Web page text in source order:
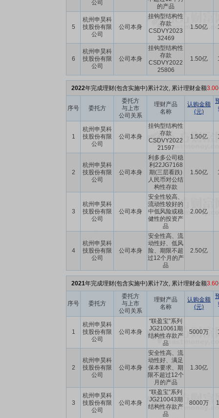
公司
的产品
5
杭州申昊科
技股份有限
公司
公司本身
挂钩型结构性
存款
CSDVY2023
32469
1.50亿
6
杭州申昊科
技股份有限
公司
公司本身
挂钩型结构性
存款
CSDVY2022
25806
1.50亿
2022年完成理财(包含实施中)累计2次, 累计理财金额
序号 委托方
委托方
与上市
公司关系
理财产品
名称
认购金额
(元)
1
杭州申昊科
技股份有限
公司
公司本身
挂钩型结构性
存款
CSDVY2022
21597
1.50亿
2
杭州申昊科
技股份有限
公司
公司本身
利多多公司稳
利22JG7168
期(三层看跌)
人民币对公结
构性存款
1.50亿
3
杭州申昊科
技股份有限
公司
公司本身
安全性较高、
流动性较好的
中低风险或稳
健性的投资产
品
2.00亿
4
杭州申昊科
技股份有限
公司
公司本身
安全性高、流
动性好、低风
险、期限不超
过12个月的产
品
2.50亿
2021年完成理财(包含实施中)累计7次, 累计理财金额
序号 委托方
委托方
与上市
公司关系
理财产品
名称
认购金额
(元)
1
杭州申昊科
技股份有限
公司
公司本身
“联盈宝”系列
JG210061期
结构性存款产
品
5000万
2
杭州申昊科
技股份有限
公司
公司本身
安全性高、流
动性好、满足
保本要求、期
限不超过12个
月的产品
1.30亿
3
杭州申昊科
技股份有限
公司
公司本身
“联盈宝”系列
JG210043期
结构性存款产
品
8000万